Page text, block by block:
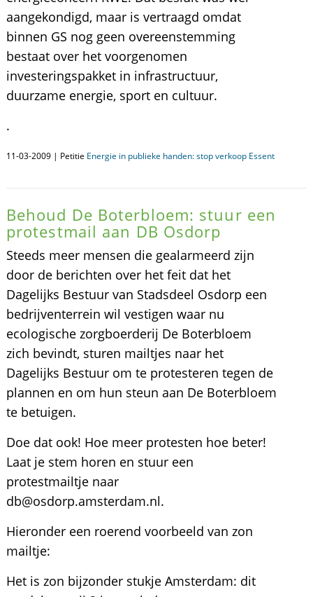
aangekondigd, maar is vertraagd omdat
binnen GS nog geen overeenstemming
bestaat over het voorgenomen
investeringspakket in infrastructuur,
duurzame energie, sport en cultuur.
.
11-03-2009 | Petitie Energie in publieke handen: stop verkoop Essent
Behoud De Boterbloem: stuur een
protestmail aan DB Osdorp
Steeds meer mensen die gealarmeerd zijn
door de berichten over het feit dat het
Dagelijks Bestuur van Stadsdeel Osdorp een
bedrijventerrein wil vestigen waar nu
ecologische zorgboerderij De Boterbloem
zich bevindt, sturen mailtjes naar het
Dagelijks Bestuur om te protesteren tegen de
plannen en om hun steun aan De Boterbloem
te betuigen.
Doe dat ook! Hoe meer protesten hoe beter!
Laat je stem horen en stuur een
protestmailtje naar
db@osdorp.amsterdam.nl.
Hieronder een roerend voorbeeld van zon
mailtje:
Het is zon bijzonder stukje Amsterdam: dit